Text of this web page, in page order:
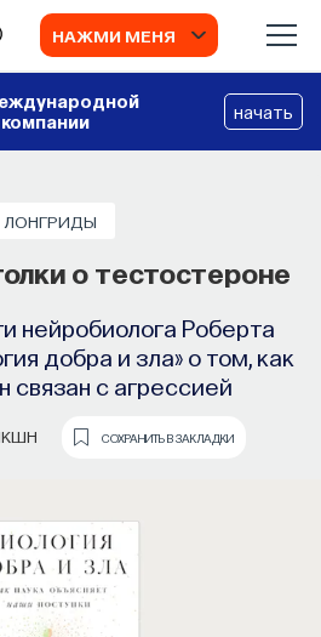
НАЖМИ МЕНЯ
начать
ЛОНГРИДЫ
о тестостероне
нейробиолога Роберта
добра и зла» о том, как
связан с агрессией
СОХРАНИТЬ В ЗАКЛАДКИ